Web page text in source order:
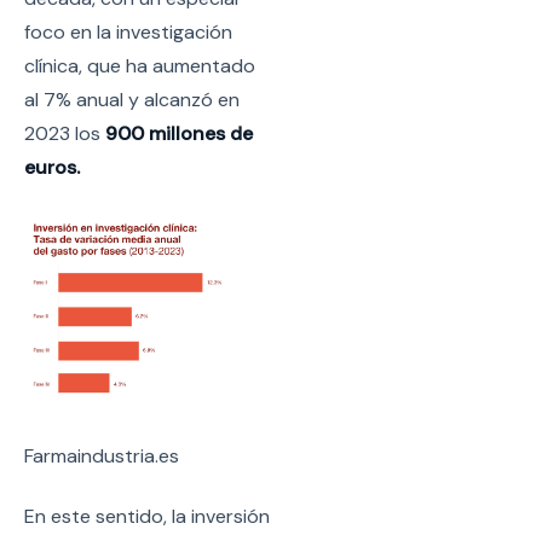
foco en la investigación
clínica, que ha aumentado
al 7% anual y alcanzó en
2023 los 900 millones de
euros.
Farmaindustria.es
En este sentido, la inversión